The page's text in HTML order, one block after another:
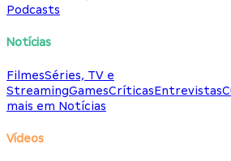
Podcasts
Notícias
FilmesSéries, TV e
StreamingGamesCríticasEntrevistas
mais em Notícias
Vídeos